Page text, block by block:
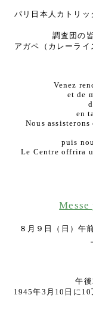
パリ日本人カトリ
調査団の
アガペ（カレーラ
Venez
et de
en
Nous
puis
Le Centre offrira
８月９日（日）午
午
1945年3月10日に